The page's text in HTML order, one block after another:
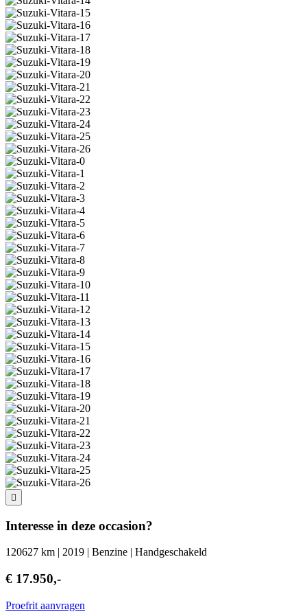
Interesse in deze occasion?
120627 km | 2019 | Benzine | Handgeschakeld
€ 17.950,-
Proefrit aanvragen